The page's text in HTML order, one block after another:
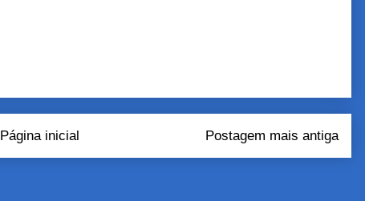
Postagem mais antiga
Página inicial